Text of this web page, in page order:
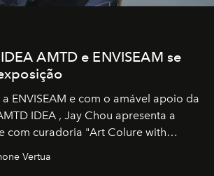
AMTD e ENVISEAM se
a ENVISEAM e com o amável apoio da
IDEA , Jay Chou apresenta a
com curadoria "Art Colure with
Vertua